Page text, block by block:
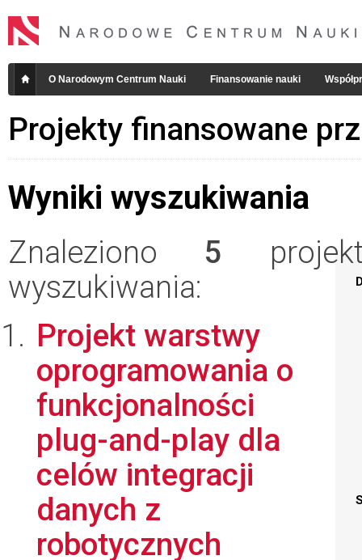
O Narodowym Centrum Nauki Finansowanie nauki
Projekty finansowane
Wyniki wyszukiwania
Znaleziono 5
wyszukiwania:
Projekt warstwy
oprogramowania o
funkcjonalności
plug-and-play dla
celów integracji
danych z
robotycznych